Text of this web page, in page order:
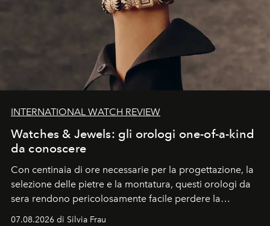
INTERNATIONAL WATCH REVIEW
Watches & Jewels: gli orologi one-of-a-kind
da conoscere
Con centinaia di ore necessarie per la progettazione, la
selezione delle pietre e la montatura, questi orologi da
sera rendono pericolosamente facile perdere la
cognizione del tempo. Ma con quadranti così
07.08.2026 di Silvia Frau